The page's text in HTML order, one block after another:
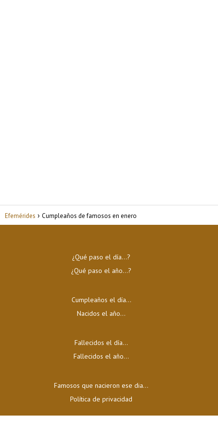
Efemérides Cumpleaños de famosos en enero
¿Qué paso el día…?
¿Qué paso el año…?
Cumpleaños el día…
Nacidos el año…
Fallecidos el día…
Fallecidos el año…
Famosos que nacieron ese dia...
Política de privacidad